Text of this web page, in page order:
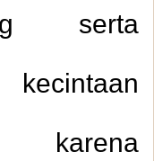
serta
karena